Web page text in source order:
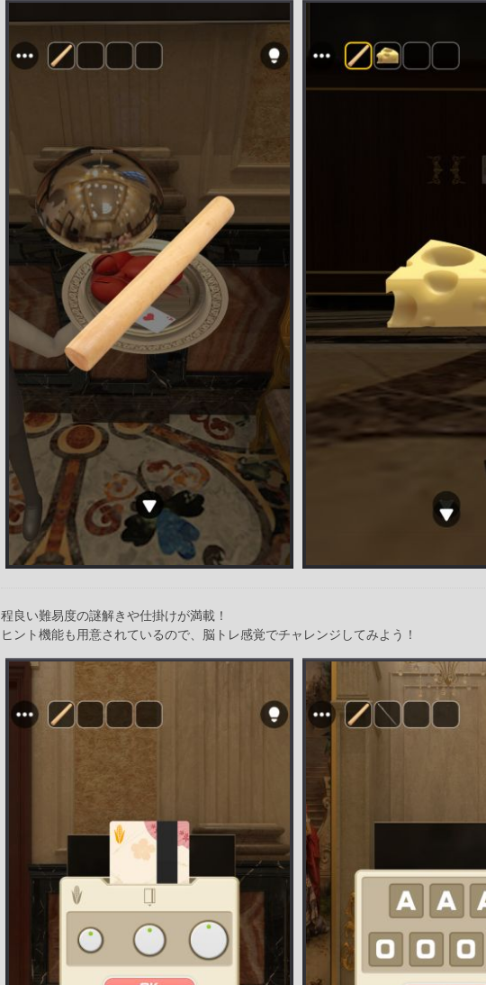
程良い難易度の謎解きや仕掛けが満載！
ヒント機能も用意されているので、脳トレ感覚でチャレンジしてみよう！